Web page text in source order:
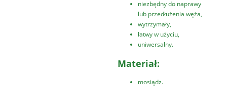
niezbędny do naprawy
lub przedłużenia węża,
wytrzymały,
łatwy w użyciu,
uniwersalny.
Materiał:
mosiądz.